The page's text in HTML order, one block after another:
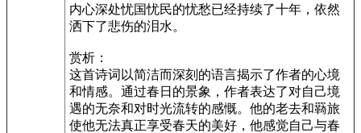
内心深处忧国忧民的忧愁已经持续了十年，依然
洒下了悲伤的泪水。
赏析：
这首诗词以简洁而深刻的语言揭示了作者的心境
和情感。通过春日的景象，作者表达了对自己境
遇的无奈和对时光流转的感慨。他的老去和羇旅
使他无法真正享受春天的美好，他感觉自己与春